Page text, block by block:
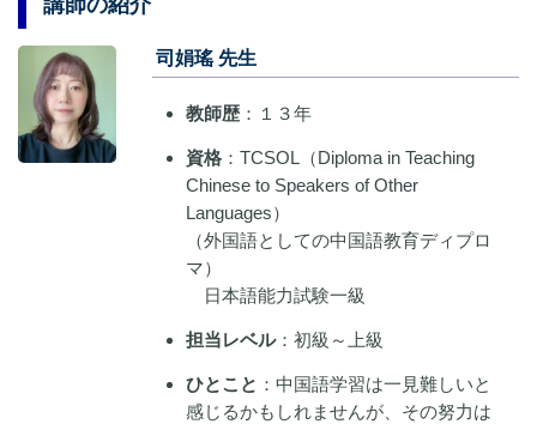
司娟瑤 先生
教師歴 ：１３年
資格 ：TCSOL（Diploma in Teaching
Chinese to Speakers of Other
Languages）
（外国語としての中国語教育ディプロ
マ）
日本語能力試験一級
担当レベル：初級～上級
ひとこと ：中国語学習は一見難しいと
感じるかもしれませんが、その努力は